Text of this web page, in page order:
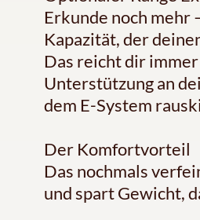
Erkunde noch mehr
Kapazität, der
Das reicht dir
Unterstützung an
dem E-System
Der Komfortvorteil
Das nochmals
und spart Gewicht,